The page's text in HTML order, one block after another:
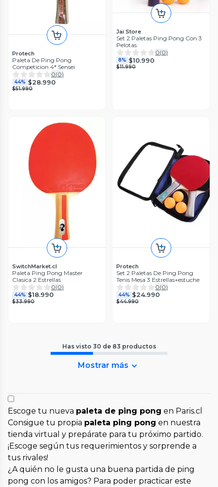
Protech
Paleta De Ping Pong
Competicion 4* Sensei
0(0)
44% $28.990
$51.990
Jai Store
Set 2 Paletas Ping Pong Con 3
Pelotas
0(0)
8% $10.990
$11.990
SwitchMarket.cl
Paleta Ping Pong Master
Clasica 2 Estrellas
0(0)
44% $18.990
$33.990
Protech
Set 2 Paletas De Ping Pong
Tenis Mesa 3 Estrellas+estuche
0(0)
44% $24.990
$44.990
Has visto 30 de 83 productos
Mostrar más
Escoge tu nueva paleta de ping pong en Paris.cl
Consigue tu propia paleta ping pong en nuestra
tienda virtual y prepárate para tu próximo partido.
¡Escoge según tus requerimientos y sorprende a
tus rivales!
¿A quién no le gusta una buena partida de ping
pong con los amigos? Para poder practicar este